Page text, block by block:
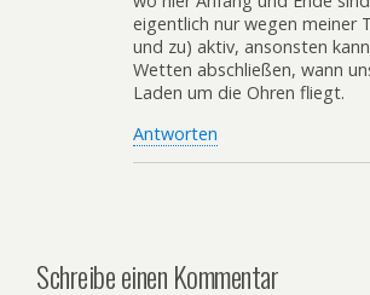
eigentlich nur wegen meiner
und zu) aktiv, ansonsten
Wetten abschließen, wann
Laden um die Ohren fliegt.
Antworten
Schreibe einen Kommentar